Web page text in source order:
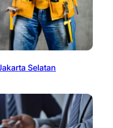
Selatan